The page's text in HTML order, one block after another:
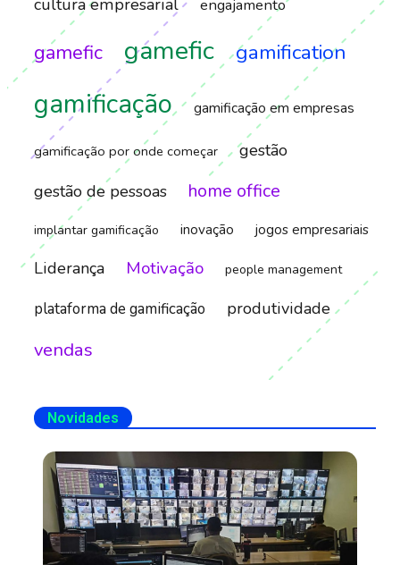
cultura empresarial engajamento
gamefic gamefic gamification
gamificação gamificação em empresas
gamificação por onde começar
gestão
gestão de pessoas
home office
implantar gamificação inovação jogos empresariais
Liderança Motivação people management
plataforma de gamificação produtividade
vendas
Novidades